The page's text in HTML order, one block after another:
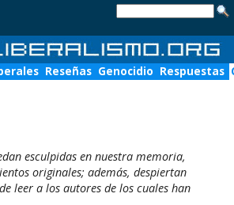
Reseñas Genocidio Respuestas
esculpidas en nuestra memoria,
originales; además, despiertan
leer a los autores de los cuales han